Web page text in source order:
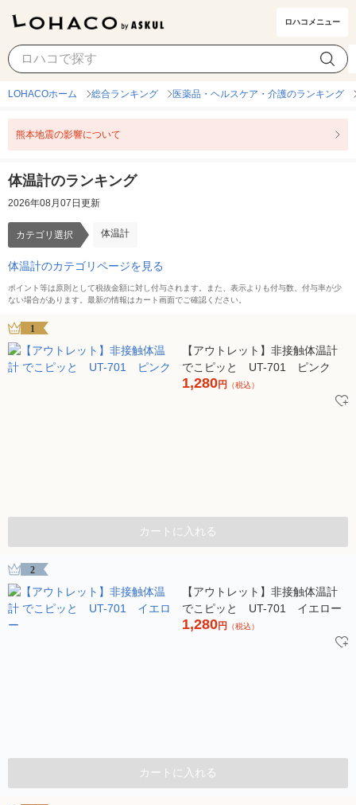
ロハコメニュー
体温計 カテゴリ選択
LOHACOホーム 総合ランキング 医薬品・ヘルスケア・介護のランキング
熊本地震の影響について
体温計のランキング
2026年08月07日更新
カテゴリ選択 体温計
体温計のカテゴリページを見る
ポイント等は原則として税抜金額に対し付与されます。また、表示よりも付与数、付与率が少
ない場合があります。最新の情報はカート画面でご確認ください。
1
【アウトレット】非接触体温計
でこピッと UT-701 ピンク
1,280円 （税込）
カートに入れる
2
【アウトレット】非接触体温計
でこピッと UT-701 イエロー
1,280円 （税込）
カートに入れる